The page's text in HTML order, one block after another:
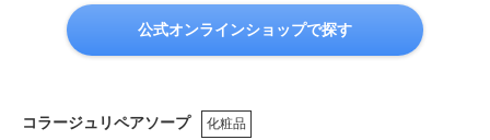
公式オンラインショップで探す
コラージュリペアソープ 化粧品